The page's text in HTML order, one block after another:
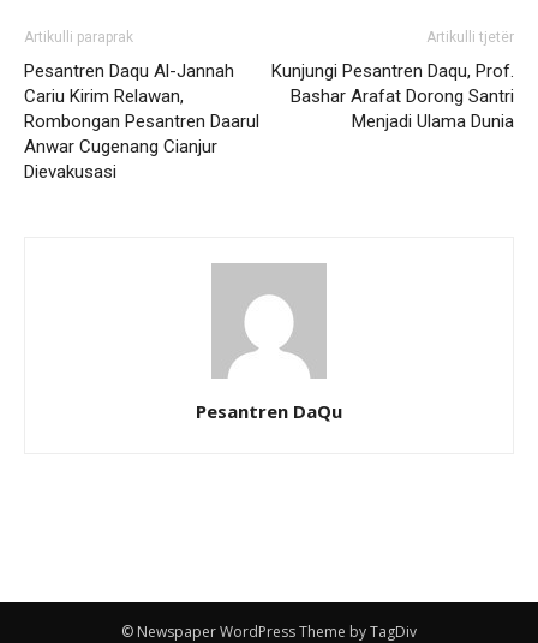
Artikulli paraprak
Pesantren Daqu Al-Jannah
Cariu Kirim Relawan,
Rombongan Pesantren Daarul
Anwar Cugenang Cianjur
Dievakusasi
Artikulli tjetër
Kunjungi Pesantren Daqu, Prof.
Bashar Arafat Dorong Santri
Menjadi Ulama Dunia
Pesantren DaQu
© Newspaper WordPress Theme by TagDiv